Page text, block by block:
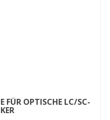
FÜR OPTISCHE LC/SC-